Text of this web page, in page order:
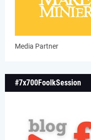
Media Partner
#7x700FoolkSession